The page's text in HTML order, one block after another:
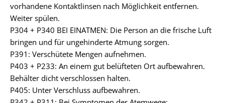
vorhandene Kontaktlinsen nach Möglichkeit entfernen.
Weiter spülen.
P304 + P340 BEI EINATMEN: Die Person an die frische Luft
bringen und für ungehinderte Atmung sorgen.
P391: Verschütete Mengen aufnehmen.
P403 + P233: An einem gut belüfteten Ort aufbewahren.
Behälter dicht verschlossen halten.
P405: Unter Verschluss aufbewahren.